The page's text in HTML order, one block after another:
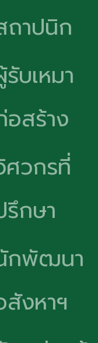
ถาปนิก
รับเหมา
อสร้าง
ศวกรที่
รึกษา
กพัฒนา
สังหาฯ